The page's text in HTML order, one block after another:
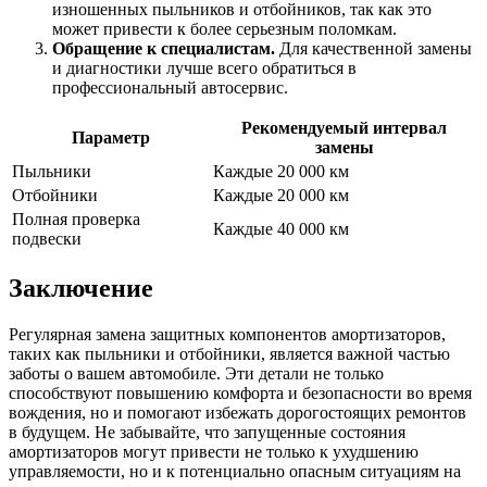
изношенных пыльников и отбойников, так как это
может привести к более серьезным поломкам.
Обращение к специалистам. Для качественной замены
и диагностики лучше всего обратиться в
профессиональный автосервис.
Параметр
Рекомендуемый интервал
замены
Пыльники
Каждые 20 000 км
Отбойники
Каждые 20 000 км
Полная проверка
подвески
Каждые 40 000 км
Заключение
Регулярная замена защитных компонентов амортизаторов,
таких как пыльники и отбойники, является важной частью
заботы о вашем автомобиле. Эти детали не только
способствуют повышению комфорта и безопасности во время
вождения, но и помогают избежать дорогостоящих ремонтов
в будущем. Не забывайте, что запущенные состояния
амортизаторов могут привести не только к ухудшению
управляемости, но и к потенциально опасным ситуациям на